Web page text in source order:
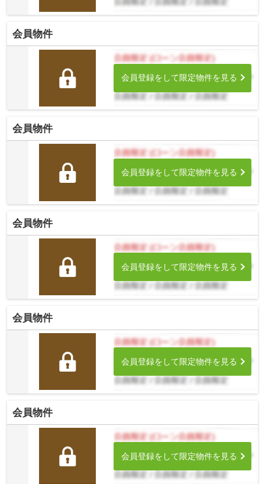
会員物件
会員登録をして限定物件を見る
会員物件
会員登録をして限定物件を見る
会員物件
会員登録をして限定物件を見る
会員物件
会員登録をして限定物件を見る
会員物件
会員登録をして限定物件を見る